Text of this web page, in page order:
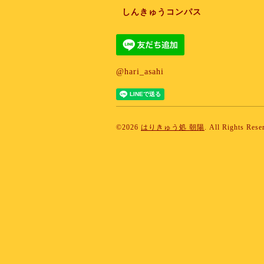
しんきゅうコンパス
@hari_asahi
©2026 はりきゅう処 朝陽. All Rights